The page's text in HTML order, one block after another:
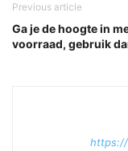
Previous article
Ga je de hoogte in
voorraad, gebruik
https://